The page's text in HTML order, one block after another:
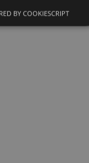
BY COOKIESCRIPT